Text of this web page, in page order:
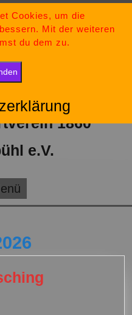
554730
online.de
und gib niemals auf.“
1860
e.V.
Cookies, um die
Mit der weiteren
du dem zu.